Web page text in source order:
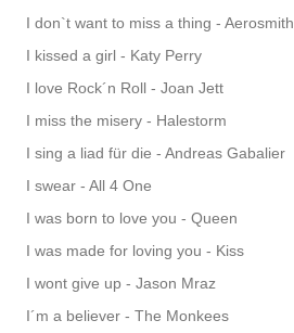
I don`t want to miss a thing - Aerosmith
I kissed a girl - Katy Perry
I love Rock´n Roll - Joan Jett
I miss the misery - Halestorm
I sing a liad für die - Andreas Gabalier
I swear - All 4 One
I was born to love you - Queen
I was made for loving you - Kiss
I wont give up - Jason Mraz
I´m a believer - The Monkees